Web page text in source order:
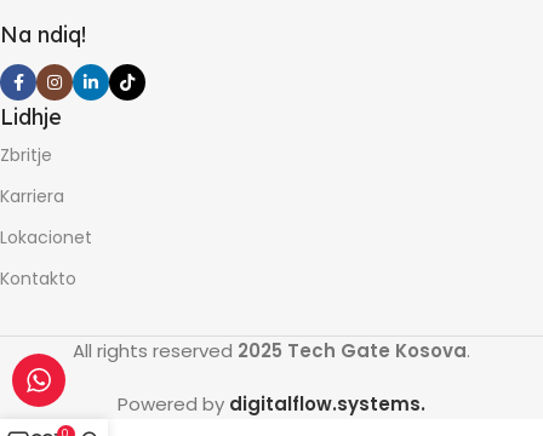
Na ndiq!
Lidhje
Zbritje
Karriera
Lokacionet
Kontakto
All rights reserved 2025 Tech Gate Kosova.
Powered by digitalflow.systems.